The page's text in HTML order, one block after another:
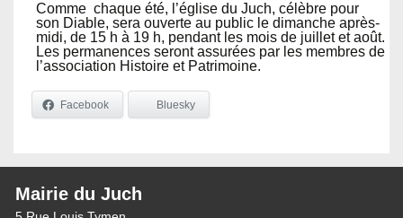
Comme chaque été, l’église du Juch, célèbre pour
son Diable, sera ouverte au public le dimanche après-
midi, de 15 h à 19 h, pendant les mois de juillet et août.
Les permanences seront assurées par les membres de
l’association Histoire et Patrimoine.
Facebook Bluesky
Mairie du Juch